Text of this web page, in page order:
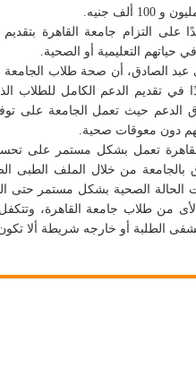
ألف جنيه.
على التزام جامعة القاهرة
حياتهم التعليمية أو الصحية.
الصادق، أن صحة طلاب الجامعة
في تقديم الدعم الكامل للطلاب
الدعم حيث تعمل الجامعة على
دون معوقات صحية.
تعمل بشكل مستمر على
بالجامعة من خلال الملف الطبى
الحالة الصحية بشكل مستمر حتى
لأى من طلاب جامعة القاهرة،
الطلبة أو خارجه شريطة ألا